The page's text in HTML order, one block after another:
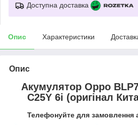
Доступна доставка
Опис Характеристики
Опис
Акумулятор Oppo
C25Y 6i (оригінал
Телефонуйте для замовлення